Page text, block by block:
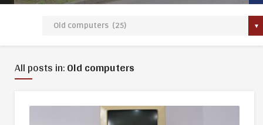
All posts in:Old computers